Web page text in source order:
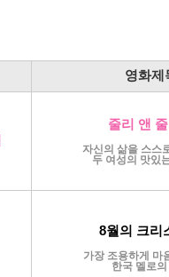
영화제
줄리 앤
자신의 삶을 스스
두 여성의 맛있
8월의 크리
가장 조용하게 마
한국 멜로